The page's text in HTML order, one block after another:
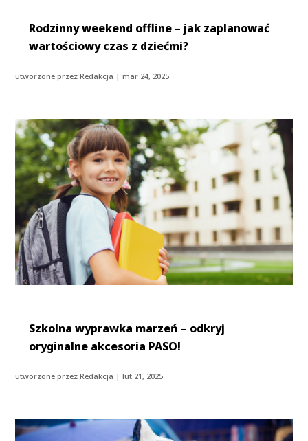
Rodzinny weekend offline – jak zaplanować
wartościowy czas z dziećmi?
utworzone przezRedakcja |mar 24, 2025
Szkolna wyprawka marzeń – odkryj
oryginalne akcesoria PASO!
utworzone przezRedakcja |lut 21, 2025